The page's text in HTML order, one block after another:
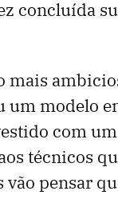
concluída
mais
um modelo
com
técnicos
vão pensar